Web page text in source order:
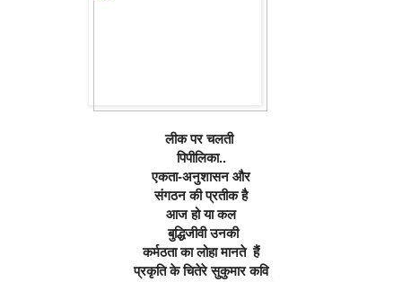
लीक पर चलती
पिपीलिका..
एकता-अनुशासन और
संगठन की प्रतीक है
आज हो या कल
बुद्धिजीवी उनकी
कर्मठता का लोहा मानते  हैं
प्रकृति के चितेरे सुकुमार कवि